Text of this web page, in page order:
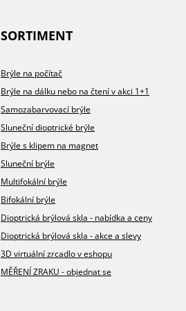
SORTIMENT
Brýle na počítač
Brýle na dálku nebo na čtení v akci 1+1
Samozabarvovací brýle
Sluneční dioptrické brýle
Brýle s klipem na magnet
Sluneční brýle
Multifokální brýle
Bifokální brýle
Dioptrická brýlová skla - nabídka a ceny
Dioptrická brýlová skla - akce a slevy
3D virtuální zrcadlo v eshopu
MĚŘENÍ ZRAKU - objednat se